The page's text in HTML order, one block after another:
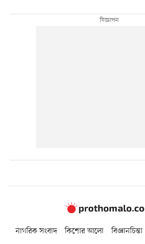
নাগরিক সংবাদ কিশোর আলো বিজ্ঞানচিন্তা